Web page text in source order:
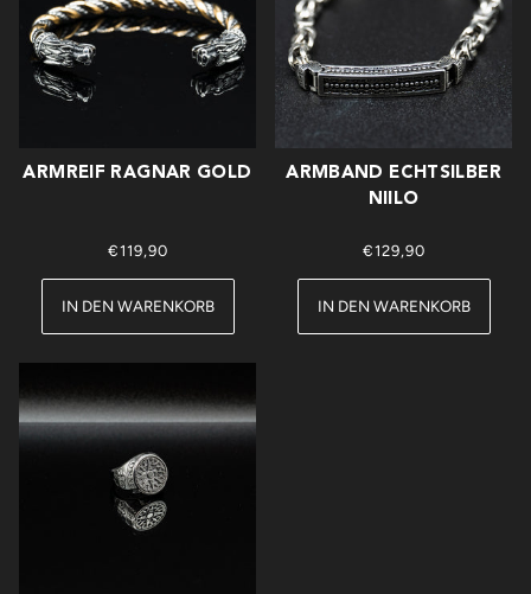
ARMREIF RAGNAR GOLD
€119,90
IN DEN WARENKORB
ARMBAND ECHTSILBER
NIILO
€129,90
IN DEN WARENKORB